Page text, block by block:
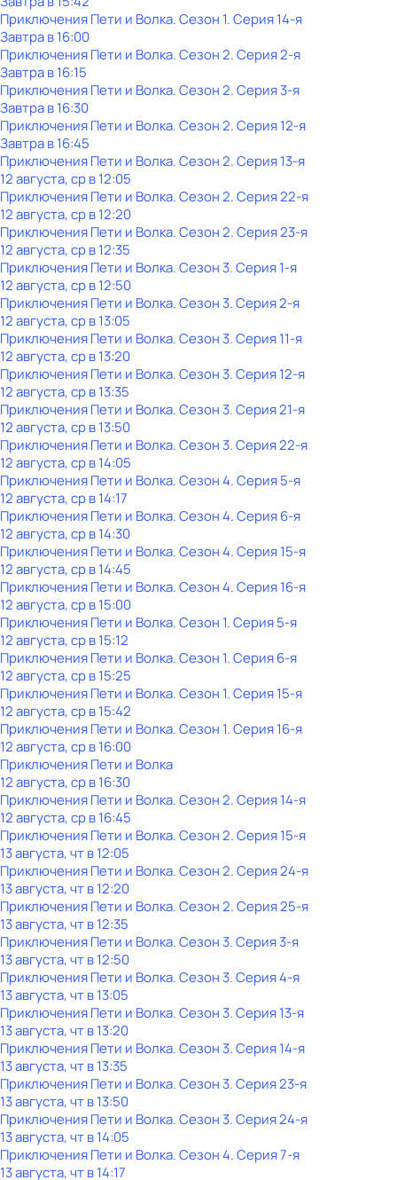
Приключения Пети и Волка. Сезон 1. Серия 14-я
Завтра в 16:00
Приключения Пети и Волка. Сезон 2. Серия 2-я
Завтра в 16:15
Приключения Пети и Волка. Сезон 2. Серия 3-я
Завтра в 16:30
Приключения Пети и Волка. Сезон 2. Серия 12-я
Завтра в 16:45
Приключения Пети и Волка. Сезон 2. Серия 13-я
12 августа, ср в 12:05
Приключения Пети и Волка. Сезон 2. Серия 22-я
12 августа, ср в 12:20
Приключения Пети и Волка. Сезон 2. Серия 23-я
12 августа, ср в 12:35
Приключения Пети и Волка. Сезон 3. Серия 1-я
12 августа, ср в 12:50
Приключения Пети и Волка. Сезон 3. Серия 2-я
12 августа, ср в 13:05
Приключения Пети и Волка. Сезон 3. Серия 11-я
12 августа, ср в 13:20
Приключения Пети и Волка. Сезон 3. Серия 12-я
12 августа, ср в 13:35
Приключения Пети и Волка. Сезон 3. Серия 21-я
12 августа, ср в 13:50
Приключения Пети и Волка. Сезон 3. Серия 22-я
12 августа, ср в 14:05
Приключения Пети и Волка. Сезон 4. Серия 5-я
12 августа, ср в 14:17
Приключения Пети и Волка. Сезон 4. Серия 6-я
12 августа, ср в 14:30
Приключения Пети и Волка. Сезон 4. Серия 15-я
12 августа, ср в 14:45
Приключения Пети и Волка. Сезон 4. Серия 16-я
12 августа, ср в 15:00
Приключения Пети и Волка. Сезон 1. Серия 5-я
12 августа, ср в 15:12
Приключения Пети и Волка. Сезон 1. Серия 6-я
12 августа, ср в 15:25
Приключения Пети и Волка. Сезон 1. Серия 15-я
12 августа, ср в 15:42
Приключения Пети и Волка. Сезон 1. Серия 16-я
12 августа, ср в 16:00
Приключения Пети и Волка
12 августа, ср в 16:30
Приключения Пети и Волка. Сезон 2. Серия 14-я
12 августа, ср в 16:45
Приключения Пети и Волка. Сезон 2. Серия 15-я
13 августа, чт в 12:05
Приключения Пети и Волка. Сезон 2. Серия 24-я
13 августа, чт в 12:20
Приключения Пети и Волка. Сезон 2. Серия 25-я
13 августа, чт в 12:35
Приключения Пети и Волка. Сезон 3. Серия 3-я
13 августа, чт в 12:50
Приключения Пети и Волка. Сезон 3. Серия 4-я
13 августа, чт в 13:05
Приключения Пети и Волка. Сезон 3. Серия 13-я
13 августа, чт в 13:20
Приключения Пети и Волка. Сезон 3. Серия 14-я
13 августа, чт в 13:35
Приключения Пети и Волка. Сезон 3. Серия 23-я
13 августа, чт в 13:50
Приключения Пети и Волка. Сезон 3. Серия 24-я
13 августа, чт в 14:05
Приключения Пети и Волка. Сезон 4. Серия 7-я
13 августа, чт в 14:17